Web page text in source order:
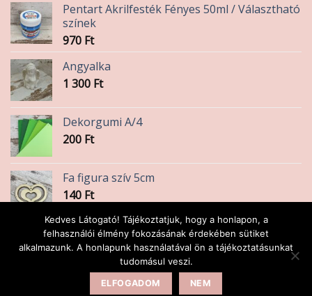
Pentart Akrilfesték Fényes 50ml / Választható
színek
970 Ft
Angyalka
1 300 Ft
Dekorgumi A/4
200 Ft
Fa figura szív 5cm
140 Ft
Ekrü 10 cm
580 Ft
Kedves Látogató! Tájékoztatjuk, hogy a honlapon, a
felhasználói élmény fokozásának érdekében sütiket
alkalmazunk. A honlapunk használatával ön a tájékoztatásunkat
tudomásul veszi.
ELFOGADOM NEM